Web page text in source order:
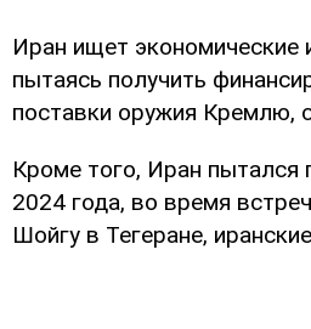
Иран ищет экономические
пытаясь получить
поставки оружия Кремлю,
Кроме того, Иран пытался
2024 года, во время
Шойгу в Тегеране,